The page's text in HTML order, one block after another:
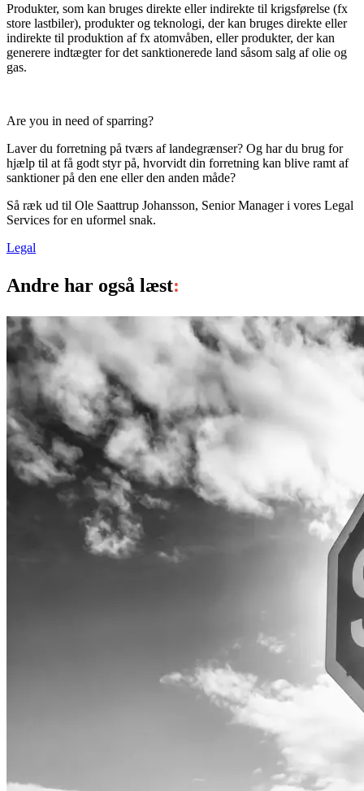
Produkter, som kan bruges direkte eller indirekte til krigsførelse (fx
store lastbiler), produkter og teknologi, der kan bruges direkte eller
indirekte til produktion af fx atomvåben, eller produkter, der kan
generere indtægter for det sanktionerede land såsom salg af olie og
gas.
Are you in need of sparring?
Laver du forretning på tværs af landegrænser? Og har du brug for
hjælp til at få godt styr på, hvorvidt din forretning kan blive ramt af
sanktioner på den ene eller den anden måde?
Så ræk ud til Ole Saattrup Johansson, Senior Manager i vores Legal
Services for en uformel snak.
Legal
Andre har også læst: